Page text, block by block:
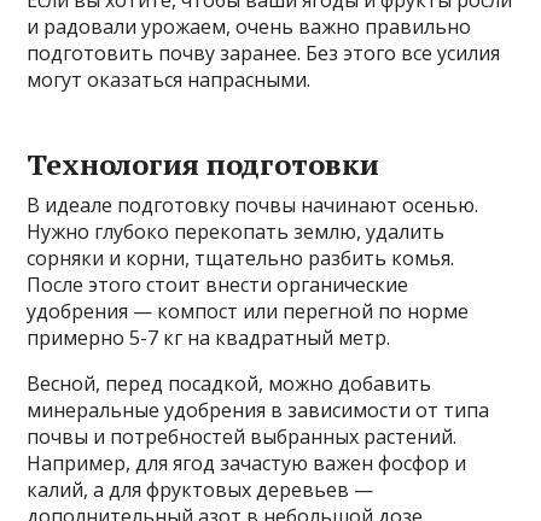
и радовали урожаем, очень важно правильно
подготовить почву заранее. Без этого все усилия
могут оказаться напрасными.
Технология подготовки
В идеале подготовку почвы начинают осенью.
Нужно глубоко перекопать землю, удалить
сорняки и корни, тщательно разбить комья.
После этого стоит внести органические
удобрения — компост или перегной по норме
примерно 5-7 кг на квадратный метр.
Весной, перед посадкой, можно добавить
минеральные удобрения в зависимости от типа
почвы и потребностей выбранных растений.
Например, для ягод зачастую важен фосфор и
калий, а для фруктовых деревьев —